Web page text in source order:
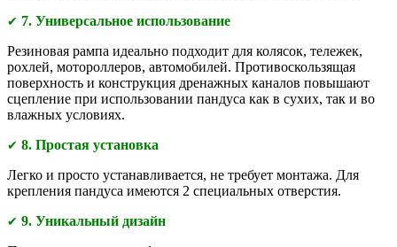
✔ 7. Универсальное использование
Резиновая рампа идеально подходит для колясок, тележек,
рохлей, мотороллеров, автомобилей. Противоскользящая
поверхность и конструкция дренажных каналов повышают
сцепление при использовании пандуса как в сухих, так и во
влажных условиях.
✔ 8. Простая установка
Легко и просто устанавливается, не требует монтажа. Для
крепления пандуса имеются 2 специальных отверстия.
✔ 9. Уникальный дизайн